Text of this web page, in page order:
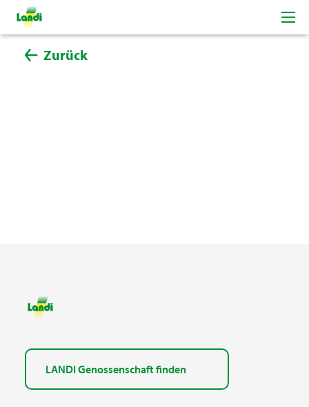
Zurück
LANDI Genossenschaft finden